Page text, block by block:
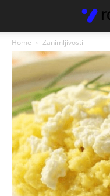
Home Zanimljivosti